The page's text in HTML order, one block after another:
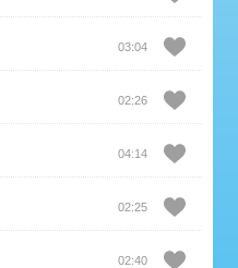
03:04
02:26
04:14
02:25
02:40